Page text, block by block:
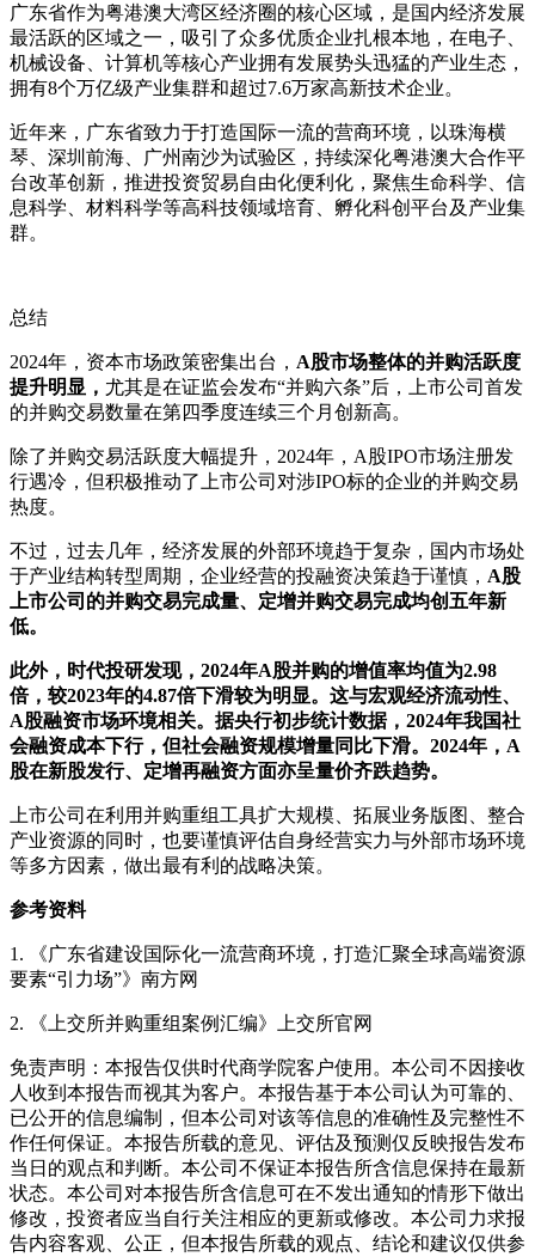
广东省作为粤港澳大湾区经济圈的核心区域，是国内经济发展
最活跃的区域之一，吸引了众多优质企业扎根本地，在电子、
机械设备、计算机等核心产业拥有发展势头迅猛的产业生态，
拥有8个万亿级产业集群和超过7.6万家高新技术企业。
近年来，广东省致力于打造国际一流的营商环境，以珠海横
琴、深圳前海、广州南沙为试验区，持续深化粤港澳大合作平
台改革创新，推进投资贸易自由化便利化，聚焦生命科学、信
息科学、材料科学等高科技领域培育、孵化科创平台及产业集
群。
总结
2024年，资本市场政策密集出台， A股市场整体的并购活跃度
提升明显， 尤其是在证监会发布“并购六条”后，上市公司首发
的并购交易数量在第四季度连续三个月创新高。
除了并购交易活跃度大幅提升，2024年，A股IPO市场注册发
行遇冷，但积极推动了上市公司对涉IPO标的企业的并购交易
热度。
不过，过去几年，经济发展的外部环境趋于复杂，国内市场处
于产业结构转型周期，企业经营的投融资决策趋于谨慎， A股
上市公司的并购交易完成量、定增并购交易完成均创五年新
低。
此外，时代投研发现，2024年A股并购的增值率均值为2.98
倍，较2023年的4.87倍下滑较为明显。这与宏观经济流动性、
A股融资市场环境相关。据央行初步统计数据，2024年我国社
会融资成本下行，但社会融资规模增量同比下滑。2024年，A
股在新股发行、定增再融资方面亦呈量价齐跌趋势。
上市公司在利用并购重组工具扩大规模、拓展业务版图、整合
产业资源的同时，也要谨慎评估自身经营实力与外部市场环境
等多方因素，做出最有利的战略决策。
参考资料
1. 《广东省建设国际化一流营商环境，打造汇聚全球高端资源
要素“引力场”》南方网
2. 《上交所并购重组案例汇编》上交所官网
免责声明：本报告仅供时代商学院客户使用。本公司不因接收
人收到本报告而视其为客户。本报告基于本公司认为可靠的、
已公开的信息编制，但本公司对该等信息的准确性及完整性不
作任何保证。本报告所载的意见、评估及预测仅反映报告发布
当日的观点和判断。本公司不保证本报告所含信息保持在最新
状态。本公司对本报告所含信息可在不发出通知的情形下做出
修改，投资者应当自行关注相应的更新或修改。本公司力求报
告内容客观、公正，但本报告所载的观点、结论和建议仅供参